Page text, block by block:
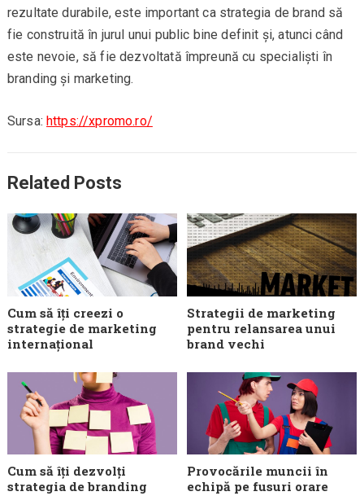
rezultate durabile, este important ca strategia de brand să
fie construită în jurul unui public bine definit și, atunci când
este nevoie, să fie dezvoltată împreună cu specialiști în
branding și marketing.
Sursa: https://xpromo.ro/
Related Posts
Cum să îți creezi o
strategie de marketing
internațional
Strategii de marketing
pentru relansarea unui
brand vechi
Cum să îți dezvolți
strategia de branding
Provocările muncii în
echipă pe fusuri orare